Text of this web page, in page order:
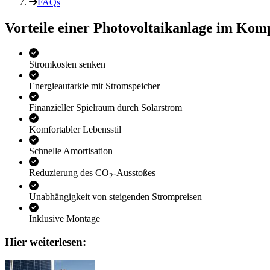
Vorteile einer Photo­voltaik­anlage im
Stromkosten senken
Energieautarkie mit Stromspeicher
Finanzieller Spielraum durch Solarstrom
Komfortabler Lebensstil
Schnelle Amortisation
Reduzierung des CO2-Ausstoßes
Unabhängigkeit von steigenden Strompreisen
Inklusive Montage
Hier weiterlesen: